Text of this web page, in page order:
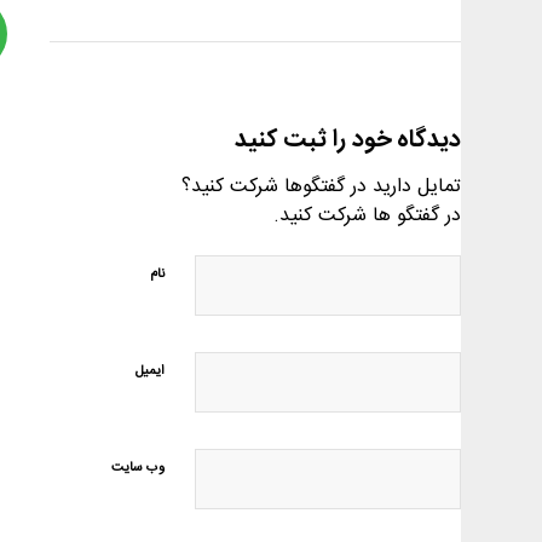
دیدگاه خود را ثبت کنید
تمایل دارید در گفتگوها شرکت کنید؟
در گفتگو ها شرکت کنید.
نام
ایمیل
وب‌ سایت